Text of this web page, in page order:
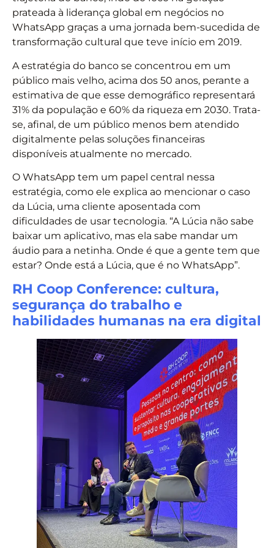
prateada à liderança global em negócios no
WhatsApp graças a uma jornada bem-sucedida de
transformação cultural que teve início em 2019.
A estratégia do banco se concentrou em um
público mais velho, acima dos 50 anos, perante a
estimativa de que esse demográfico representará
31% da população e 60% da riqueza em 2030. Trata-
se, afinal, de um público menos bem atendido
digitalmente pelas soluções financeiras
disponíveis atualmente no mercado.
O WhatsApp tem um papel central nessa
estratégia, como ele explica ao mencionar o caso
da Lúcia, uma cliente aposentada com
dificuldades de usar tecnologia. “A Lúcia não sabe
baixar um aplicativo, mas ela sabe mandar um
áudio para a netinha. Onde é que a gente tem que
estar? Onde está a Lúcia, que é no WhatsApp”.
RH Coop Conference: cultura,
segurança do trabalho e
habilidades humanas na era digital